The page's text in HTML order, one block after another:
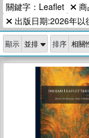
關鍵字：Leaflet
出版日期:2026年以
顯示 排序